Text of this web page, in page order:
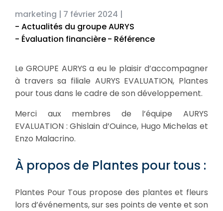
marketing | 7 février 2024 |
- Actualités du groupe AURYS
- Évaluation financière- Référence
Le GROUPE AURYS a eu le plaisir d’accompagner
à travers sa filiale AURYS EVALUATION, Plantes
pour tous dans le cadre de son développement.
Merci aux membres de l’équipe AURYS
EVALUATION : Ghislain d’Ouince, Hugo Michelas et
Enzo Malacrino.
À propos de Plantes pour tous :
Plantes Pour Tous propose des plantes et fleurs
lors d’événements, sur ses points de vente et son